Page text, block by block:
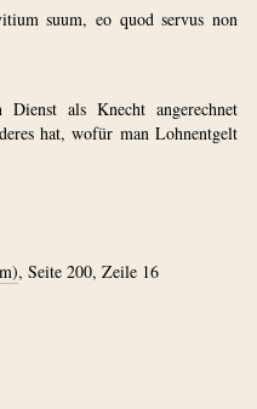
suum, eo quod servus non
als Knecht angerechnet
hat, wofür man Lohnentgelt
, Seite 200, Zeile 16